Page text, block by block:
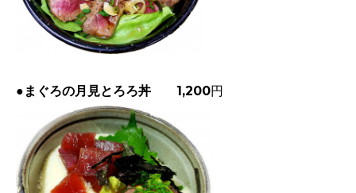
●まぐろの月見とろろ丼 1,200円